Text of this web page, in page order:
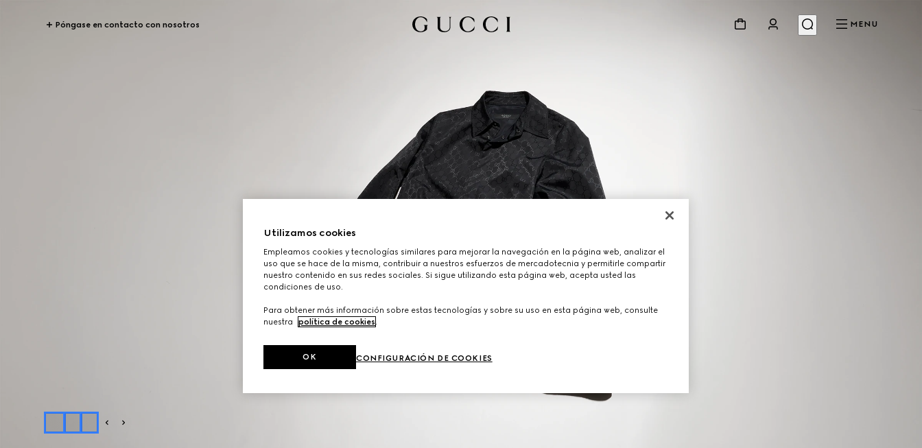
Póngase en contacto con nosotros MENU
Utilizamos cookies
Empleamos cookies y tecnologías similares para mejorar la navegación en la página web, analizar el
uso que se hace de la misma, contribuir a nuestros esfuerzos de mercadotecnia y permitirle compartir
nuestro contenido en sus redes sociales. Si sigue utilizando esta página web, acepta usted las
condiciones de uso.
Para obtener más información sobre estas tecnologías y sobre su uso en esta página web, consulte
nuestra
política de cookies.
CONFIGURACIÓN DE COOKIES
OK